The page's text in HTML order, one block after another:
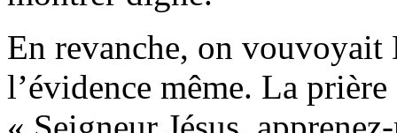
En revanche, on vouvoyait
l’évidence même. La